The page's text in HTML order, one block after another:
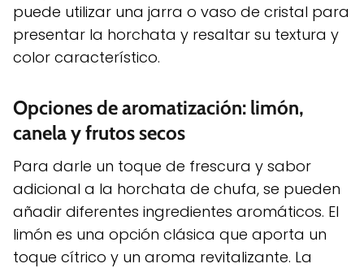
puede utilizar una jarra o vaso de cristal para
presentar la horchata y resaltar su textura y
color característico.
Opciones de aromatización: limón,
canela y frutos secos
Para darle un toque de frescura y sabor
adicional a la horchata de chufa, se pueden
añadir diferentes ingredientes aromáticos. El
limón es una opción clásica que aporta un
toque cítrico y un aroma revitalizante. La